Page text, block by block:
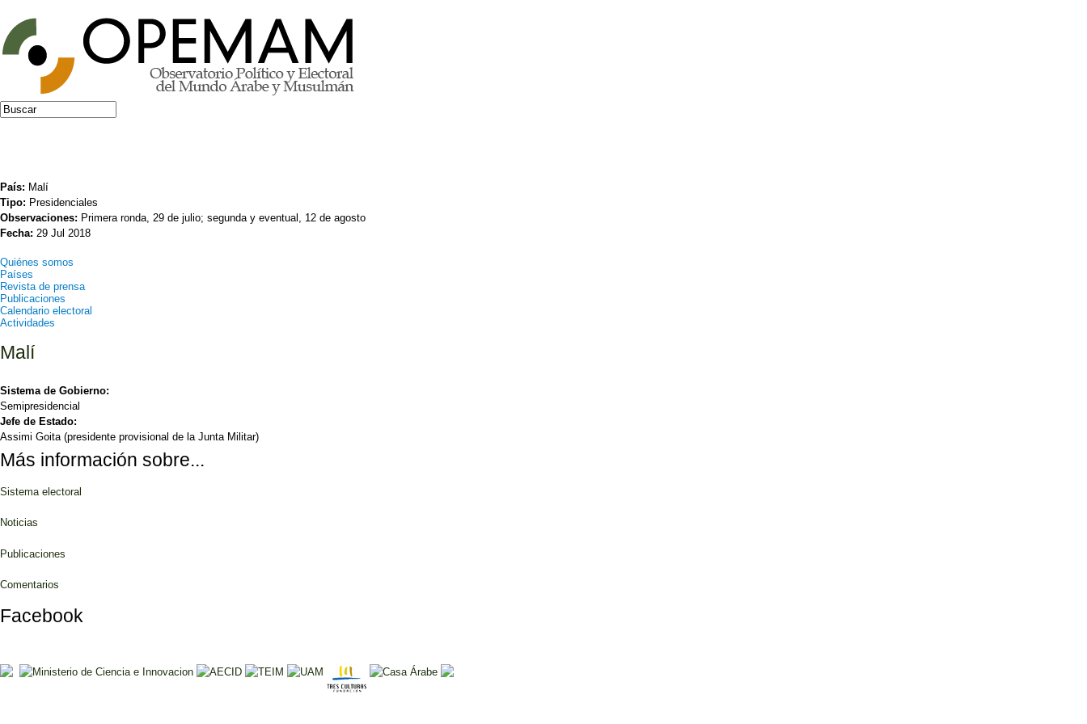
Jump to navigation
Formulario de búsqueda
Buscar
País: Malí
Tipo: Presidenciales
Observaciones: Primera ronda, 29 de julio; segunda y eventual, 12 de agosto
Fecha: 29 Jul 2018
Quiénes somos
Países
Revista de prensa
Publicaciones
Calendario electoral
Actividades
Malí
Sistema de Gobierno:
Semipresidencial
Jefe de Estado:
Assimi Goita (presidente provisional de la Junta Militar)
Más información sobre...
Sistema electoral
Noticias
Publicaciones
Comentarios
Facebook